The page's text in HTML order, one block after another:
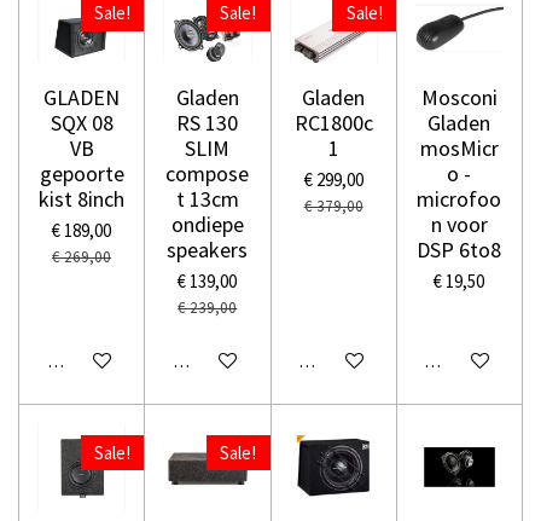
Sale!
GLADEN
SQX 08
VB
gepoorte
kist 8inch
€ 189,00
€ 269,00
In winkelwagen
Sale!
Gladen
RS 130
SLIM
compose
t 13cm
ondiepe
speakers
€ 139,00
€ 239,00
In winkelwagen
Sale!
​Gladen
RC1800c
1
€ 299,00
€ 379,00
In winkelwagen
Mosconi
Gladen
mosMicr
o -
microfoo
n voor
DSP 6to8
€ 19,50
In winkelwagen
Sale! Sale!